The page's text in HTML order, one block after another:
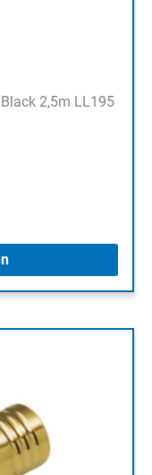
2,5m LL195